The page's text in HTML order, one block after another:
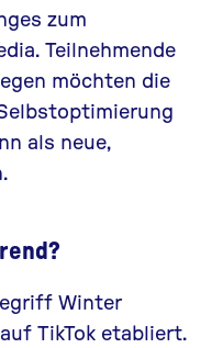
zum
. Teilnehmende
möchten die
als neue,
Winter
TikTok etabliert.